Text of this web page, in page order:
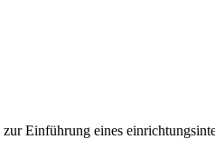
Einführung eines